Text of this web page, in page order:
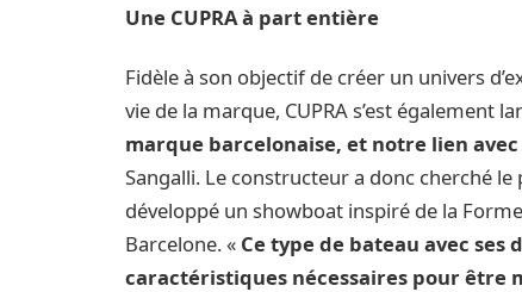
Une CUPRA à part entière
Fidèle à son objectif de créer un univers
vie de la marque, CUPRA s’est également
marque barcelonaise, et notre lien
Sangalli. Le constructeur a donc cherché
développé un showboat inspiré de la
Barcelone. « Ce type de bateau avec
caractéristiques nécessaires pour être